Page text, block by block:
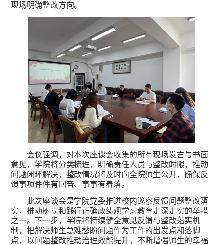
现场明确整改方向。
会议强调，对本次座谈会收集的所有现场发言与书面
意见，学院将分类梳理，明确责任人员与整改时限，推动
问题闭环解决，整改情况将及时向全院师生公开，确保反
馈事项件件有回音、事事有着落。
此次座谈会是学院党委推进校内巡察反馈问题整改落
实，推动树立和践行正确政绩观学习教育走深走实的举措
之一。下一步，学院将持续健全意见反馈与整改落实机
制，把解决师生急难愁盼问题作为工作的出发点和落脚
点，以问题整改推动治理效能提升，不断增强师生的幸福